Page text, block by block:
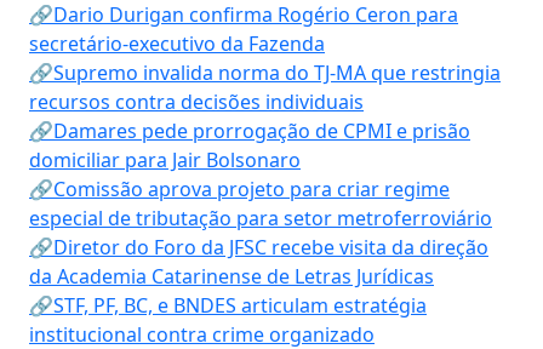
🔗Dario Durigan confirma Rogério Ceron para
secretário-executivo da Fazenda
🔗Supremo invalida norma do TJ-MA que restringia
recursos contra decisões individuais
🔗Damares pede prorrogação de CPMI e prisão
domiciliar para Jair Bolsonaro
🔗Comissão aprova projeto para criar regime
especial de tributação para setor metroferroviário
🔗Diretor do Foro da JFSC recebe visita da direção
da Academia Catarinense de Letras Jurídicas
🔗STF, PF, BC, e BNDES articulam estratégia
institucional contra crime organizado